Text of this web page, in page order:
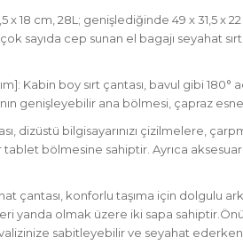
x 18 cm, 28L; genişlediğinde 49 x 31,5
sayıda cep sunan el bagajı seyahat
Kabin boy sırt çantası, bavul gibi
genişleyebilir ana bölmesi, çapraz
dizüstü bilgisayarınızı çizilmelere,
bölmesine sahiptir. Ayrıca
çantası, konforlu taşıma için dolgulu
yanda olmak üzere iki sapa
valizinize sabitleyebilir ve seyahat